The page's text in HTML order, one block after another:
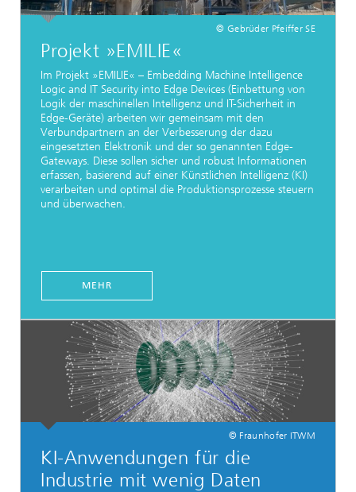
© Gebrüder Pfeiffer SE
Projekt »EMILIE«
Im Projekt »EMILIE« – Embedding Machine Intelligence
Logic and IT Security into Edge Devices (Einbettung von
Logik der maschinellen Intelligenz und IT-Sicherheit in
Edge-Geräte) arbeiten wir gemeinsam mit den
Verbundpartnern an der Verbesserung der dazu
eingesetzten Elektronik und der so genannten Edge-
Gateways. Diese sollen sicher und robust Informationen
erfassen, basierend auf einer Künstlichen Intelligenz (KI)
verarbeiten und optimal die Produktionsprozesse steuern
und überwachen.
MEHR
© Fraunhofer ITWM
KI-Anwendungen für die
Industrie mit wenig Daten